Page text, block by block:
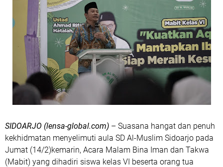
SIDOARJO (lensa-global.com) – Suasana hangat dan penuh
kekhidmatan menyelimuti aula SD Al-Muslim Sidoarjo pada
Jumat (14/2)kemarin, Acara Malam Bina Iman dan Takwa
(Mabit) yang dihadiri siswa kelas VI beserta orang tua